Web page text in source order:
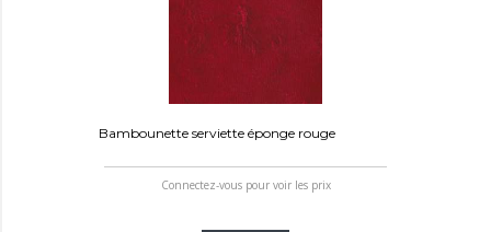
Bambounette serviette éponge rouge
Connectez-vous pour voir les prix